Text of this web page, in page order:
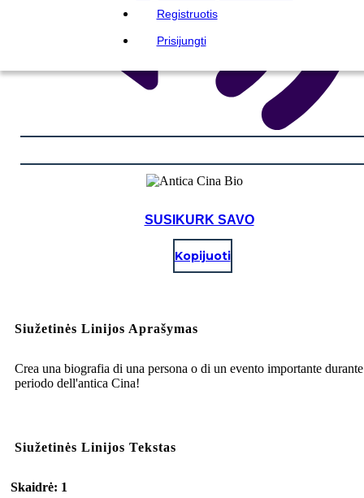
Registruotis
Prisijungti
SUSIKURK SAVO
Kopijuoti
Siužetinės Linijos Aprašymas
Crea una biografia di una persona o di un evento importante
periodo dell'antica Cina!
Siužetinės Linijos Tekstas
Skaidrė: 1